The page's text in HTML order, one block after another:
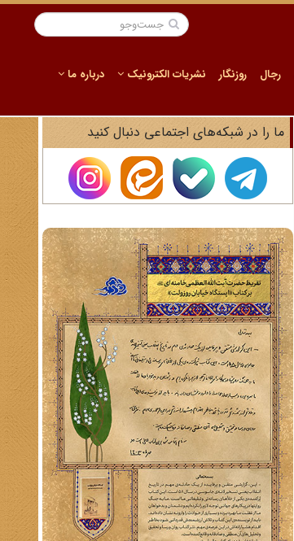
رجال روزنگار نشریات الکترونیک درباره ما
ما را در شبکه‌های اجتماعی دنبال کنید